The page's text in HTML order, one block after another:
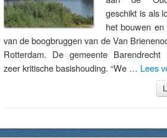
geschikt is als
het bouwen en
van de boogbruggen van de Van
Rotterdam. De gemeente Barendrecht
zeer kritische basishouding. “We … Lees